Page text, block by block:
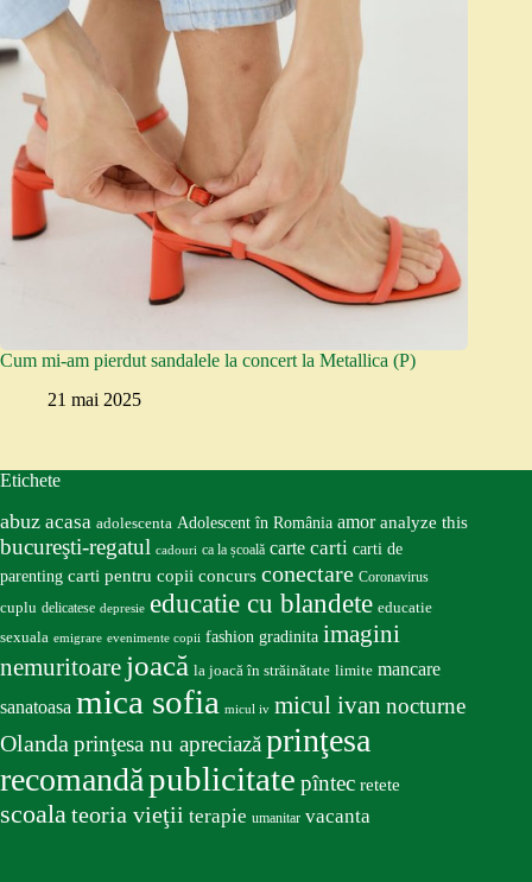
Cum mi-am pierdut sandalele la concert la Metallica (P)
21 mai 2025
Etichete
abuz acasa adolescenta Adolescent în România amor analyze this
bucureşti-regatul cadouri ca la școală carte carti carti de
parenting carti pentru copii concurs conectare Coronavirus
cuplu delicatese depresie educatie cu blandete educatie
sexuala emigrare evenimente copii fashion gradinita imagini
nemuritoare joacă la joacă în străinătate limite mancare
sanatoasa mica sofia micul iv micul ivan nocturne
Olandaprinţesa nu apreciazăprinţesa
recomandăpublicitate pîntec retete
scoalateoria vieţii terapie umanitar vacanta